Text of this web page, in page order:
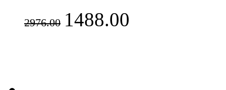
2976.00 1488.00